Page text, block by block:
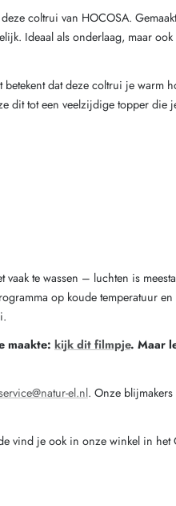
coltrui van HOCOSA.
Ideaal als onderlaag, maar
dat deze coltrui je
dit tot een veelzijdige topper die
te wassen – luchten is
op koude temperatuur
maakte: kijk dit filmpje. Maar
el.nl. Onze
vind je ook in onze winkel in